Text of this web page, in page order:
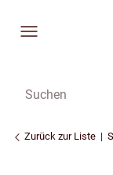
Zurück zur Liste